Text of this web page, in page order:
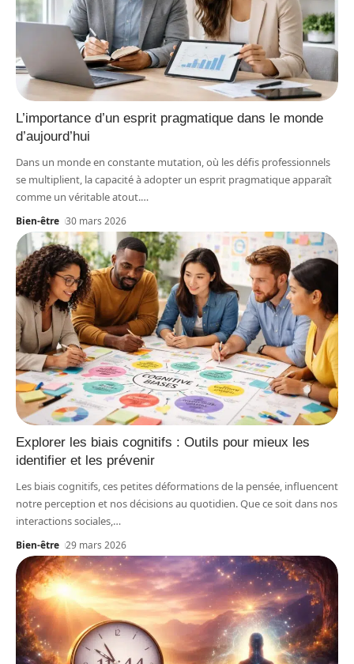
L’importance d’un esprit pragmatique dans le monde
d’aujourd’hui
Dans un monde en constante mutation, où les défis professionnels
se multiplient, la capacité à adopter un esprit pragmatique apparaît
comme un véritable atout.…
Bien-être 30 mars 2026
Explorer les biais cognitifs : Outils pour mieux les
identifier et les prévenir
Les biais cognitifs, ces petites déformations de la pensée, influencent
notre perception et nos décisions au quotidien. Que ce soit dans nos
interactions sociales, …
Bien-être 29 mars 2026